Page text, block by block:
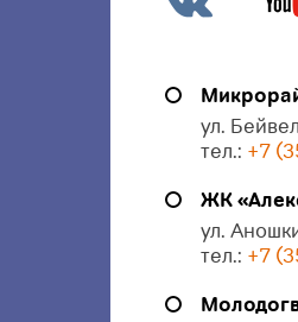
ул.
тел.: +7
ЖК
ул.
тел.: +7